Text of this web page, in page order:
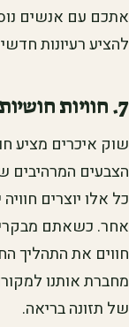
אתכם עם אנשים
להציע רעיונות
7. חוויות חושיות
שוק איכרים מציע
הצבעים המרהיבים
כל אלו יוצרים
אחר. כשאתם
חווים את התהליך
מחברת אותנו
של תזונה בריאה.